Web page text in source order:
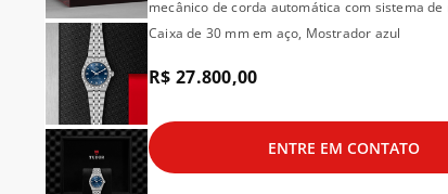
mecânico de corda automática com sistema
Caixa de 30 mm em aço, Mostrador azul
R$ 27.800,00
ENTRE EM CONTATO